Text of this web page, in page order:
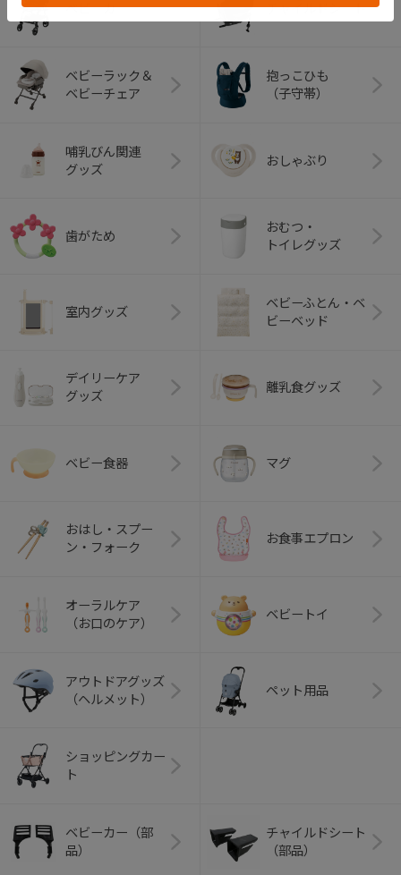
ベビーカー チャイルドシート
ベビーラック＆
ベビーチェア
抱っこひも
（子守帯）
哺乳びん関連
グッズ
おしゃぶり
歯がため
おむつ・
トイレグッズ
室内グッズ
ベビーふとん・ベ
ビーベッド
デイリーケア
グッズ
離乳食グッズ
ベビー食器 マグ
おはし・スプー
ン・フォーク
お食事エプロン
オーラルケア
（お口のケア）
ベビートイ
アウトドアグッズ
（ヘルメット）
ペット用品
ショッピングカー
ト
ベビーカー（部
品）
チャイルドシート
（部品）